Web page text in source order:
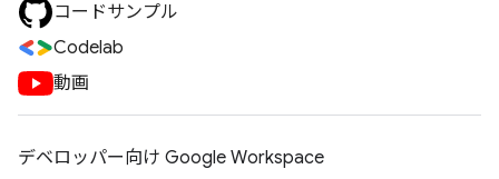
コードサンプル
Codelab
動画
デベロッパー向け Google Workspace